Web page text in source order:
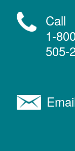
Call
1-
505-